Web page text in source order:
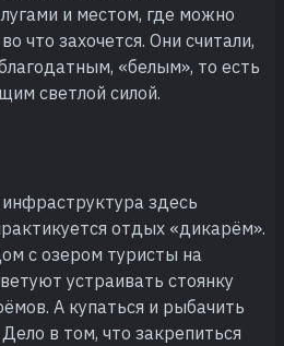
и местом, где можно
что захочется. Они считали,
«белым», то есть
светлой силой.
здесь
отдых «дикарём».
с озером туристы на
устраивать стоянку
А купаться и рыбачить
в том, что закрепиться